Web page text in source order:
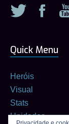
Quick Menu
Heróis
Visual
Stats
Unidades